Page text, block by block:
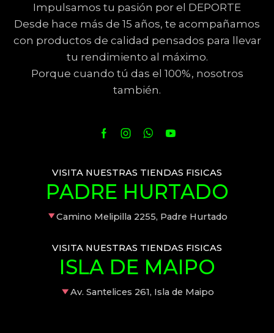
Impulsamos tu pasión por el DEPORTE
Desde hace más de 15 años, te acompañamos
con productos de calidad pensados para llevar
tu rendimiento al máximo.
Porque cuando tú das el 100%, nosotros
también.
VISITA NUESTRAS TIENDAS FISICAS
PADRE HURTADO
Camino Melipilla 2255, Padre Hurtado
VISITA NUESTRAS TIENDAS FISICAS
ISLA DE MAIPO
Av. Santelices 261, Isla de Maipo